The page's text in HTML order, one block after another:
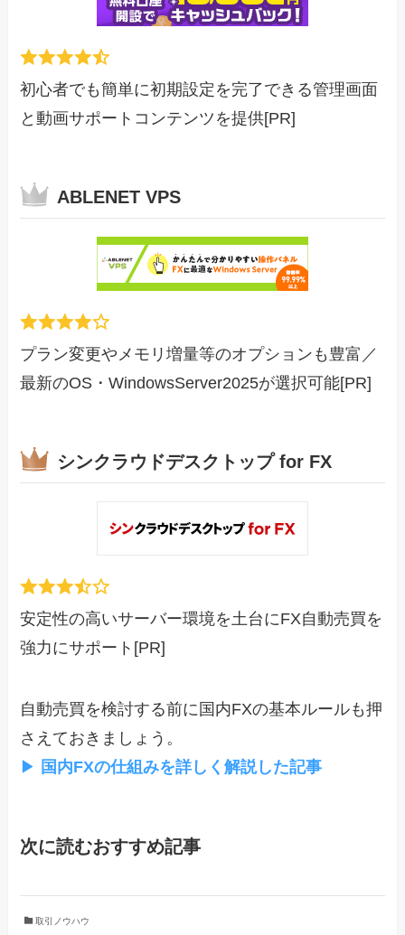
初心者でも簡単に初期設定を完了できる管理画面
と動画サポートコンテンツを提供[PR]
ABLENET VPS
プラン変更やメモリ増量等のオプションも豊富／
最新のOS・WindowsServer2025が選択可能[PR]
シンクラウドデスクトップ for FX
安定性の高いサーバー環境を土台にFX自動売買を
強力にサポート[PR]
自動売買を検討する前に国内FXの基本ルールも押
さえておきましょう。
▶ 国内FXの仕組みを詳しく解説した記事
次に読むおすすめ記事
取引ノウハウ